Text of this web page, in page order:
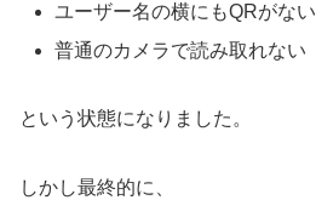
ユーザー名の横にもQRがない
普通のカメラで読み取れない
という状態になりました。
しかし最終的に、